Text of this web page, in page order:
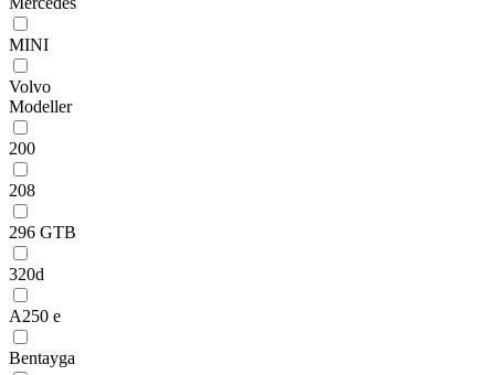
MINI
Volvo
Modeller
200
208
296 GTB
320d
A250 e
Bentayga